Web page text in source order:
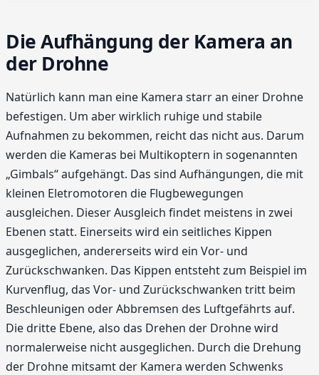
Die Aufhängung der Kamera an
der Drohne
Natürlich kann man eine Kamera starr an einer Drohne
befestigen. Um aber wirklich ruhige und stabile
Aufnahmen zu bekommen, reicht das nicht aus. Darum
werden die Kameras bei Multikoptern in sogenannten
„Gimbals“ aufgehängt. Das sind Aufhängungen, die mit
kleinen Eletromotoren die Flugbewegungen
ausgleichen. Dieser Ausgleich findet meistens in zwei
Ebenen statt. Einerseits wird ein seitliches Kippen
ausgeglichen, andererseits wird ein Vor- und
Zurückschwanken. Das Kippen entsteht zum Beispiel im
Kurvenflug, das Vor- und Zurückschwanken tritt beim
Beschleunigen oder Abbremsen des Luftgefährts auf.
Die dritte Ebene, also das Drehen der Drohne wird
normalerweise nicht ausgeglichen. Durch die Drehung
der Drohne mitsamt der Kamera werden Schwenks